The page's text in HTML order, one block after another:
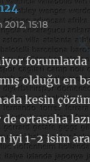
dedi
ki:15:18
forumlarda
olduğu en
kesin
ortasaha
iyi 1-2 isim